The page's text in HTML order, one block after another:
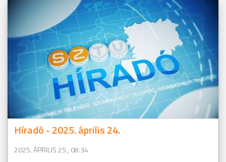
Híradó - 2025. április 24.
2025. ÁPRILIS 25., 08:34